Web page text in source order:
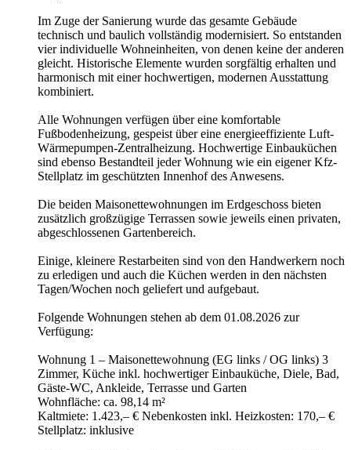
Im Zuge der Sanierung wurde das gesamte Gebäude
technisch und baulich vollständig modernisiert. So entstanden
vier individuelle Wohneinheiten, von denen keine der anderen
gleicht. Historische Elemente wurden sorgfältig erhalten und
harmonisch mit einer hochwertigen, modernen Ausstattung
kombiniert.
Alle Wohnungen verfügen über eine komfortable
Fußbodenheizung, gespeist über eine energieeffiziente Luft-
Wärmepumpen-Zentralheizung. Hochwertige Einbauküchen
sind ebenso Bestandteil jeder Wohnung wie ein eigener Kfz-
Stellplatz im geschützten Innenhof des Anwesens.
Die beiden Maisonettewohnungen im Erdgeschoss bieten
zusätzlich großzügige Terrassen sowie jeweils einen privaten,
abgeschlossenen Gartenbereich.
Einige, kleinere Restarbeiten sind von den Handwerkern noch
zu erledigen und auch die Küchen werden in den nächsten
Tagen/Wochen noch geliefert und aufgebaut.
Folgende Wohnungen stehen ab dem 01.08.2026 zur
Verfügung:
Wohnung 1 – Maisonettewohnung (EG links / OG links) 3
Zimmer, Küche inkl. hochwertiger Einbauküche, Diele, Bad,
Gäste-WC, Ankleide, Terrasse und Garten
Wohnfläche: ca. 98,14 m²
Kaltmiete: 1.423,– € Nebenkosten inkl. Heizkosten: 170,– €
Stellplatz: inklusive